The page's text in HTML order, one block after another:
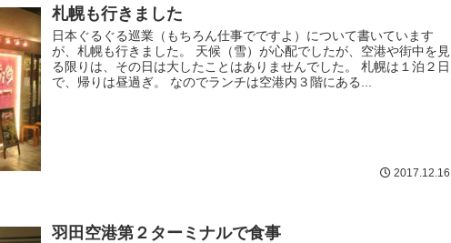
札幌も行きました
日本ぐるぐる巡業（もちろん仕事でですよ）について書いています
が、札幌も行きました。 天候（雪）が心配でしたが、空港や街中を見
る限りは、その日は大したことはありませんでした。 札幌は１泊２日
で、帰りは昼過ぎ。 なのでランチは空港内３階にある...
2017.12.16
羽田空港第２ターミナルで食事